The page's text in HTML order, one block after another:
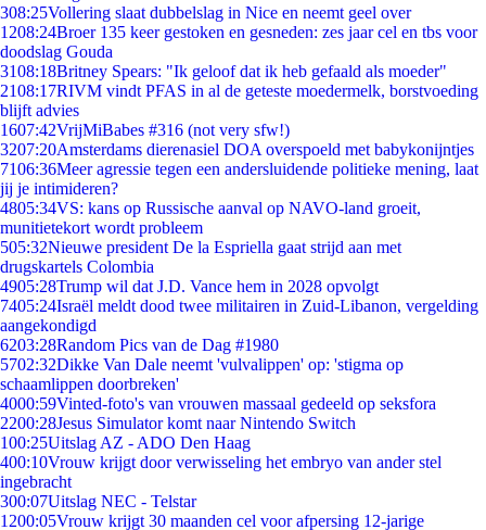
308:25Vollering slaat dubbelslag in Nice en neemt geel over
1208:24Broer 135 keer gestoken en gesneden: zes jaar cel en tbs voor
doodslag Gouda
3108:18Britney Spears: "Ik geloof dat ik heb gefaald als moeder"
2108:17RIVM vindt PFAS in al de geteste moedermelk, borstvoeding
blijft advies
1607:42VrijMiBabes #316 (not very sfw!)
3207:20Amsterdams dierenasiel DOA overspoeld met babykonijntjes
7106:36Meer agressie tegen een andersluidende politieke mening, laat
jij je intimideren?
4805:34VS: kans op Russische aanval op NAVO-land groeit,
munitietekort wordt probleem
505:32Nieuwe president De la Espriella gaat strijd aan met
drugskartels Colombia
4905:28Trump wil dat J.D. Vance hem in 2028 opvolgt
7405:24Israël meldt dood twee militairen in Zuid-Libanon, vergelding
aangekondigd
6203:28Random Pics van de Dag #1980
5702:32Dikke Van Dale neemt 'vulvalippen' op: 'stigma op
schaamlippen doorbreken'
4000:59Vinted-foto's van vrouwen massaal gedeeld op seksfora
2200:28Jesus Simulator komt naar Nintendo Switch
100:25Uitslag AZ - ADO Den Haag
400:10Vrouw krijgt door verwisseling het embryo van ander stel
ingebracht
300:07Uitslag NEC - Telstar
1200:05Vrouw krijgt 30 maanden cel voor afpersing 12-jarige